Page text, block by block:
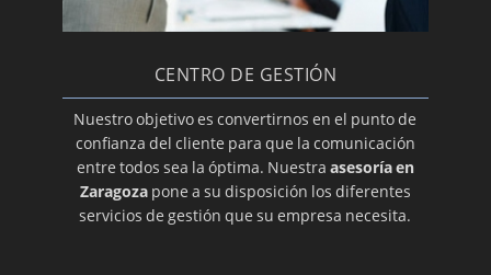
CENTRO DE GESTIÓN
Nuestro objetivo es convertirnos en el punto de
confianza del cliente para que la comunicación
entre todos sea la óptima. Nuestra asesoría en
Zaragoza pone a su disposición los diferentes
servicios de gestión que su empresa necesita.